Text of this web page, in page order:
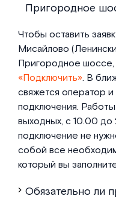
Пригородное
Чтобы оставить
Мисайлово
Пригородное шоссе,
«Подключить». В
свяжется оператор
подключения.
выходных, с 10.00 до
подключение не
собой все
который вы
Обязательно ли